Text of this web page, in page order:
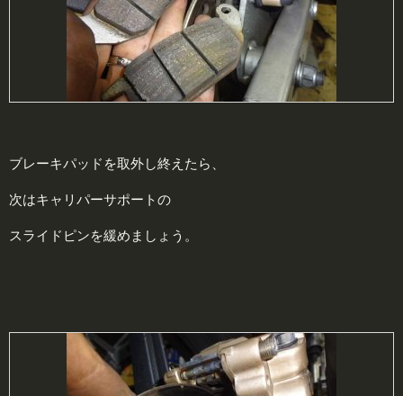
ブレーキパッドを取外し終えたら、
次はキャリパーサポートの
スライドピンを緩めましょう。